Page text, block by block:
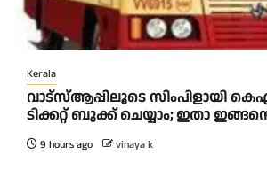
Kerala
വാട്‌സ്ആപ്പിലൂടെ സിംപിളായി
ടിക്കറ്റ് ബുക്ക് ചെയ്യാം; ഇതാ
9 hours ago vinaya k